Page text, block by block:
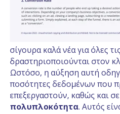
σίγουρα καλά νέα για όλες
δραστηριοποιούνται στον
Ωστόσο, η αύξηση αυτή
ποσότητες δεδομένων που
επεξεργαστούν, καθώς και σε
πολυπλοκότητα. Αυτός